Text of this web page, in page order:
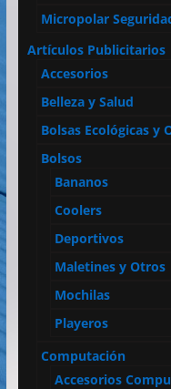
Micropolar
Artículos Publicitarios
Accesorios
Belleza y Salud
Bolsas Ecológicas y
Bolsos
Bananos
Coolers
Deportivos
Maletines y Otros
Mochilas
Playeros
Computación
Accesorios